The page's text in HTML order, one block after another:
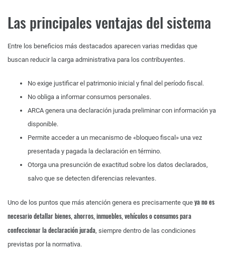
Las principales ventajas del sistema
Entre los beneficios más destacados aparecen varias medidas que
buscan reducir la carga administrativa para los contribuyentes.
No exige justificar el patrimonio inicial y final del período fiscal.
No obliga a informar consumos personales.
ARCA genera una declaración jurada preliminar con información ya
disponible.
Permite acceder a un mecanismo de «bloqueo fiscal» una vez
presentada y pagada la declaración en término.
Otorga una presunción de exactitud sobre los datos declarados,
salvo que se detecten diferencias relevantes.
Uno de los puntos que más atención genera es precisamente que ya no es
necesario detallar bienes, ahorros, inmuebles, vehículos o consumos para
confeccionar la declaración jurada, siempre dentro de las condiciones
previstas por la normativa.